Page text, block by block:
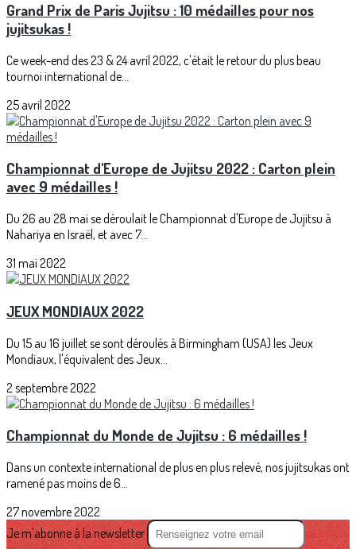
Grand Prix de Paris Jujitsu : 10 médailles pour nos
jujitsukas !
Ce week-end des 23 & 24 avril 2022, c'était le retour du plus beau
tournoi international de...
25 avril 2022
Championnat d'Europe de Jujitsu 2022 : Carton plein
avec 9 médailles !
Du 26 au 28 mai se déroulait le Championnat d'Europe de Jujitsu à
Nahariya en Israël, et avec 7...
31 mai 2022
JEUX MONDIAUX 2022
Du 15 au 16 juillet se sont déroulés à Birmingham (USA) les Jeux
Mondiaux, l'équivalent des Jeux...
2 septembre 2022
Championnat du Monde de Jujitsu : 6 médailles !
Dans un contexte international de plus en plus relevé, nos jujitsukas ont
ramené pas moins de 6...
27 novembre 2022
Je m'abonne à la newsletter